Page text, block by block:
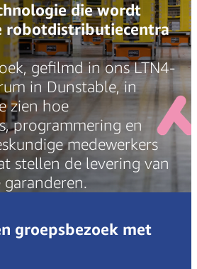
die wordt
robotdistributiecentra
gefilmd in ons LTN4-
in Dunstable, in
zien hoe
programmering en
medewerkers
stellen de levering van
groepsbezoek met